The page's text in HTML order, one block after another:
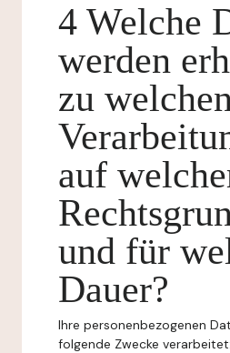
4 Welche
werden
zu
auf
und für
Dauer?
Ihre personenbezogenen
folgende Zwecke verarbeitet: